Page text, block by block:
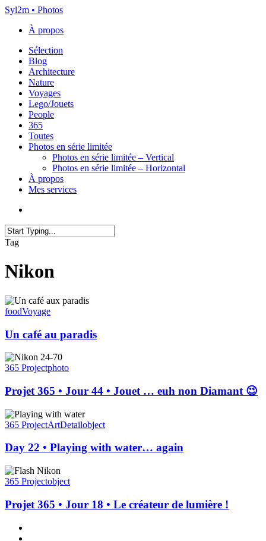
Skip
main
Syl2m • Photos
À propos
Menu
Sélection
Blog
Architecture
Nature
Voyages
Lego/Jouets
People
365
Toutes
Photos en série limitée
Photos en série limitée – Vertical
Photos en série limitée – Horizontal
À propos
Mes services
Close
Tag
Nikon
Un
café
paradis
foodVoyage
Un café au paradis
Projet
365
Jour
44
•
Jouet
…
euh
non
Diamant
😉
365 Projectphoto
Projet 365 • Jour 44 • Jouet … euh non Diamant 😉
Day
22
Playing
with
water…
again
365 ProjectArtDetailobject
Day 22 • Playing with water… again
Projet
365
Jour
18
365 Projectobject
Projet 365 • Jour 18 • Le créateur de lumière !